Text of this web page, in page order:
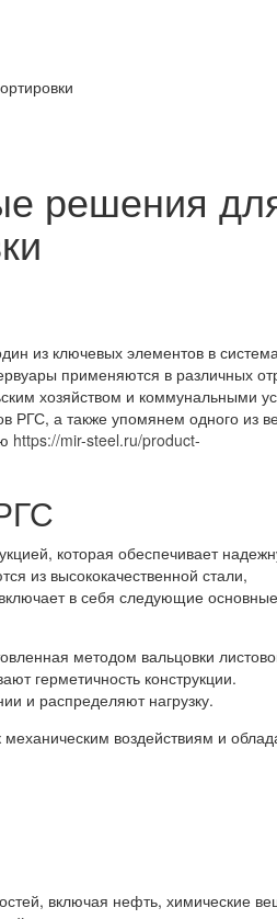
решения
из ключевых элементов в
применяются в различных
хозяйством и коммунальными
РГС, а также упомянем одного из
https://mir-steel.ru/product-
которая обеспечивает
из высококачественной стали,
в себя следующие основные
методом вальцовки
герметичность конструкции.
и распределяют нагрузку.
воздействиям и
включая нефть, химические